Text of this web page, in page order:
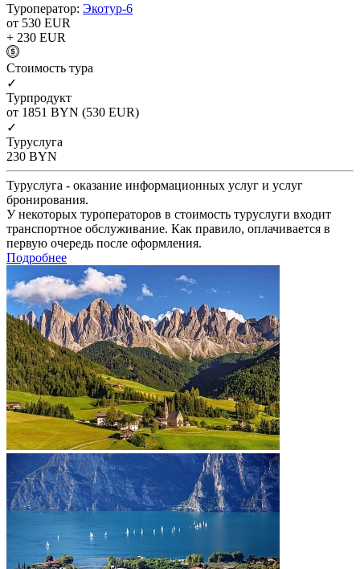
Туроператор: Экотур-6
от 530 EUR
+ 230 EUR
Cтоимость тура
✓
Турпродукт
от 1851 BYN (530 EUR)
✓
Туруслуга
230 BYN
Туруслуга - оказание информационных услуг и услуг
бронирования.
У некоторых туроператоров в стоимость туруслуги входит
транспортное обслуживание. Как правило, оплачивается в
первую очередь после оформления.
Подробнее